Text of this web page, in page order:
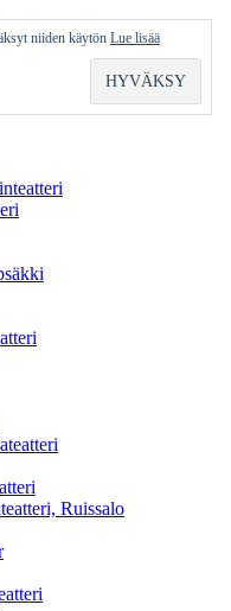
Ruissalo
niiden käytön Lue lisää